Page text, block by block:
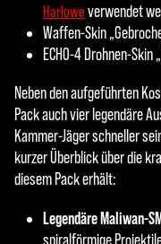
Harlowe verwendet
Waffen-Skin
ECHO-4 Drohnen-Skin
Neben den aufgeführten
Pack auch vier legendäre
Kammer-Jäger schneller
kurzer Überblick über die
diesem Pack erhält:
Legendäre Maliwan-
spiralförmige